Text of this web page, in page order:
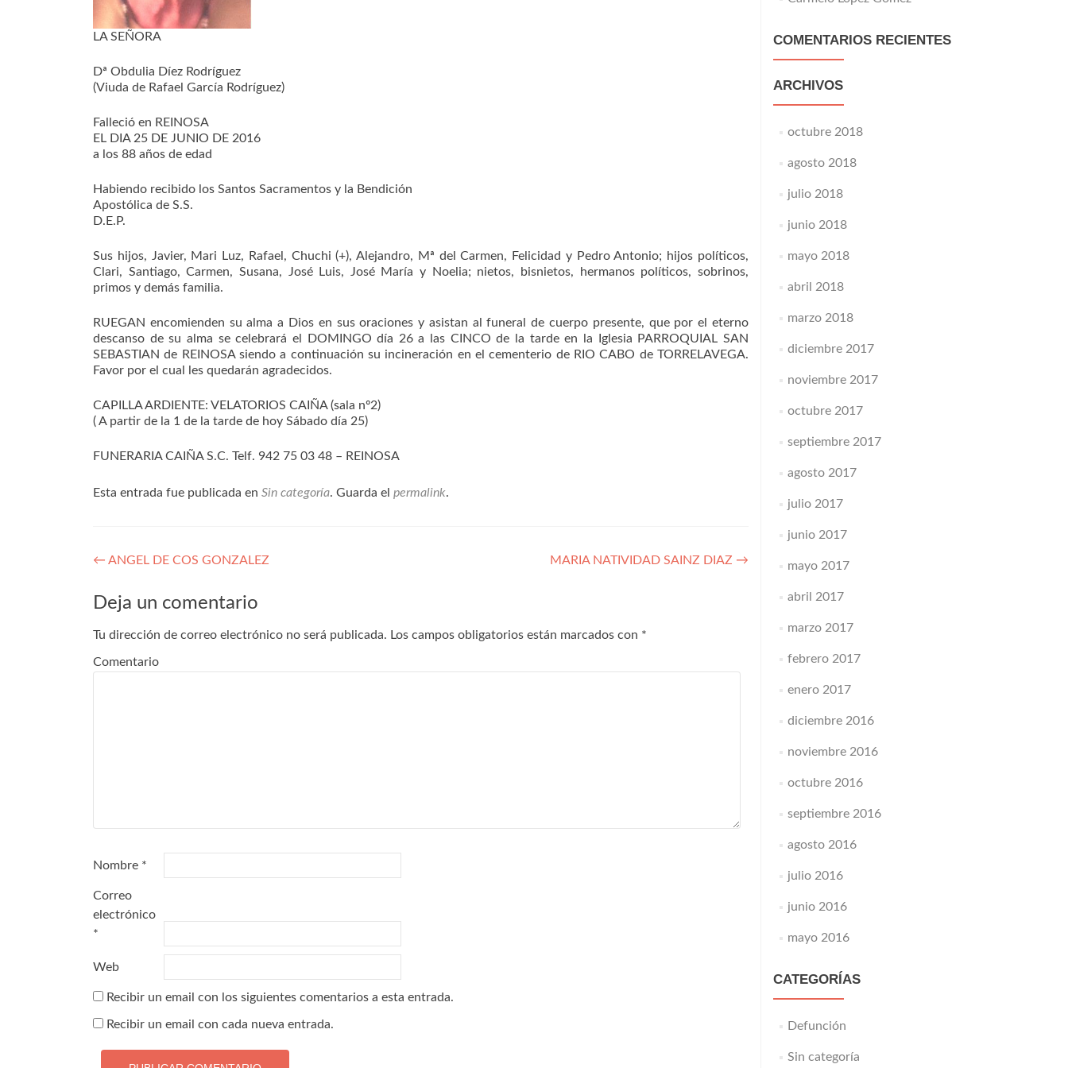
LA SEÑORA
Dª Obdulia Díez Rodríguez
(Viuda de Rafael García Rodríguez)
Falleció en REINOSA
EL DIA 25 DE JUNIO DE 2016
a los 88 años de edad
Habiendo recibido los Santos Sacramentos y la Bendición
Apostólica de S.S.
D.E.P.
Sus hijos, Javier, Mari Luz, Rafael, Chuchi (+), Alejandro, Mª del Carmen, Felicidad y Pedro Antonio; hijos políticos,
Clari, Santiago, Carmen, Susana, José Luis, José María y Noelia; nietos, bisnietos, hermanos políticos, sobrinos,
primos y demás familia.
RUEGAN encomienden su alma a Dios en sus oraciones y asistan al funeral de cuerpo presente, que por el eterno
descanso de su alma se celebrará el DOMINGO día 26 a las CINCO de la tarde en la Iglesia PARROQUIAL SAN
SEBASTIAN de REINOSA siendo a continuación su incineración en el cementerio de RIO CABO de TORRELAVEGA.
Favor por el cual les quedarán agradecidos.
CAPILLA ARDIENTE: VELATORIOS CAIÑA (sala nº2)
( A partir de la 1 de la tarde de hoy Sábado día 25)
FUNERARIA CAIÑA S.C. Telf. 942 75 03 48 – REINOSA
Esta entrada fue publicada en Sin categoría. Guarda el permalink.
Navegación
de
entradas
← ANGEL DE COS GONZALEZ MARIA NATIVIDAD SAINZ DIAZ →
Deja un comentario
Tu dirección de correo electrónico no será publicada. Los campos obligatorios están marcados con *
Comentario
Nombre *
Correo
electrónico
*
Web
Recibir un email con los siguientes comentarios a esta entrada.
Recibir un email con cada nueva entrada.
COMENTARIOS RECIENTES
ARCHIVOS
octubre 2018
agosto 2018
julio 2018
junio 2018
mayo 2018
abril 2018
marzo 2018
diciembre 2017
noviembre 2017
octubre 2017
septiembre 2017
agosto 2017
julio 2017
junio 2017
mayo 2017
abril 2017
marzo 2017
febrero 2017
enero 2017
diciembre 2016
noviembre 2016
octubre 2016
septiembre 2016
agosto 2016
julio 2016
junio 2016
mayo 2016
CATEGORÍAS
Defunción
Sin categoría